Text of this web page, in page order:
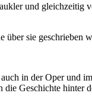
und gleichzeitig
über sie geschrieben
in der Oper und
Geschichte hinter